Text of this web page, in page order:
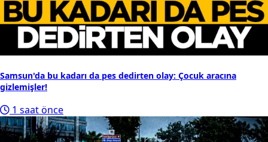
Samsun'da bu kadarı da pes dedirten olay: Çocuk aracına
gizlemişler!
1 saat önce